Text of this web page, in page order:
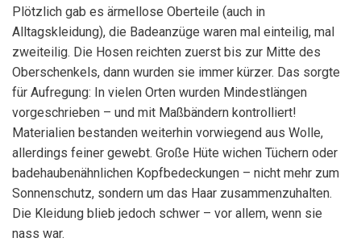
Plötzlich gab es ärmellose Oberteile (auch in
Alltagskleidung), die Badeanzüge waren mal einteilig, mal
zweiteilig. Die Hosen reichten zuerst bis zur Mitte des
Oberschenkels, dann wurden sie immer kürzer. Das sorgte
für Aufregung: In vielen Orten wurden Mindestlängen
vorgeschrieben – und mit Maßbändern kontrolliert!
Materialien bestanden weiterhin vorwiegend aus Wolle,
allerdings feiner gewebt. Große Hüte wichen Tüchern oder
badehaubenähnlichen Kopfbedeckungen – nicht mehr zum
Sonnenschutz, sondern um das Haar zusammenzuhalten.
Die Kleidung blieb jedoch schwer – vor allem, wenn sie
nass war.